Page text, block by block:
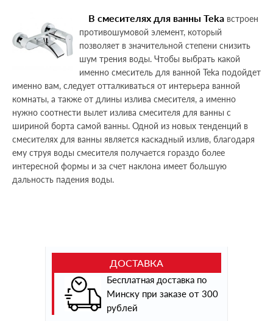
В смесителях для ванны Teka встроен
противошумовой элемент, который
позволяет в значительной степени снизить
шум трения воды. Чтобы выбрать какой
именно смеситель для ванной Teka подойдет
именно вам, следует отталкиваться от интерьера ванной
комнаты, а также от длины излива смесителя, а именно
нужно соотнести вылет излива смесителя для ванны с
шириной борта самой ванны. Одной из новых тенденций в
смесителях для ванны является каскадный излив, благодаря
ему струя воды смесителя получается гораздо более
интересной формы и за счет наклона имеет большую
дальность падения воды.
ДОСТАВКА
Бесплатная доставка по
Минску при заказе от 300
рублей